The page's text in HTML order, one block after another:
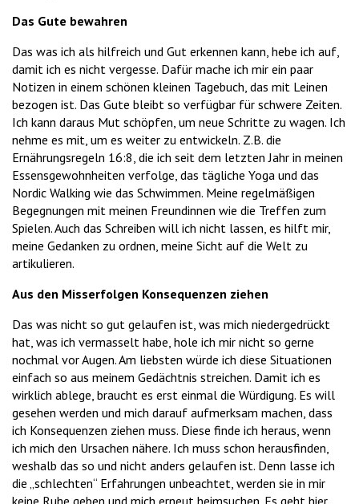
Das Gute bewahren
Das was ich als hilfreich und Gut erkennen kann, hebe ich auf,
damit ich es nicht vergesse. Dafür mache ich mir ein paar
Notizen in einem schönen kleinen Tagebuch, das mit Leinen
bezogen ist. Das Gute bleibt so verfügbar für schwere Zeiten.
Ich kann daraus Mut schöpfen, um neue Schritte zu wagen. Ich
nehme es mit, um es weiter zu entwickeln. Z.B. die
Ernährungsregeln 16:8, die ich seit dem letzten Jahr in meinen
Essensgewohnheiten verfolge, das tägliche Yoga und das
Nordic Walking wie das Schwimmen. Meine regelmäßigen
Begegnungen mit meinen Freundinnen wie die Treffen zum
Spielen. Auch das Schreiben will ich nicht lassen, es hilft mir,
meine Gedanken zu ordnen, meine Sicht auf die Welt zu
artikulieren.
Aus den Misserfolgen Konsequenzen ziehen
Das was nicht so gut gelaufen ist, was mich niedergedrückt
hat, was ich vermasselt habe, hole ich mir nicht so gerne
nochmal vor Augen. Am liebsten würde ich diese Situationen
einfach so aus meinem Gedächtnis streichen. Damit ich es
wirklich ablege, braucht es erst einmal die Würdigung. Es will
gesehen werden und mich darauf aufmerksam machen, dass
ich Konsequenzen ziehen muss. Diese finde ich heraus, wenn
ich mich den Ursachen nähere. Ich muss schon herausfinden,
weshalb das so und nicht anders gelaufen ist. Denn lasse ich
die „schlechten“ Erfahrungen unbeachtet, werden sie in mir